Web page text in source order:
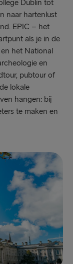
Dublin tot
naar hartenlust
EPIC – het
als je in de
het National
en
pubtour of
lokale
hangen: bij
te maken en